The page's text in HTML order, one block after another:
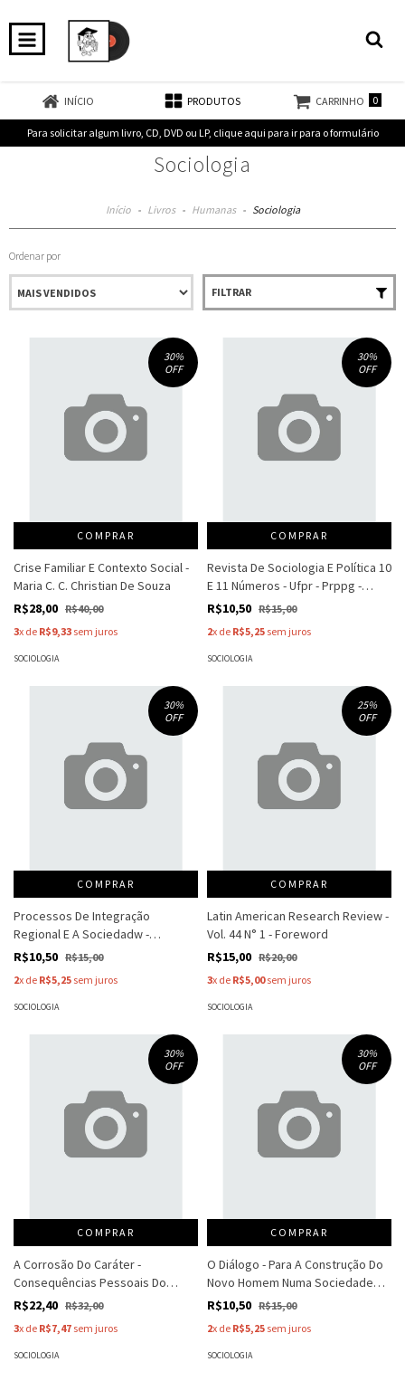
INÍCIO PRODUTOS CARRINHO 0
Para solicitar algum livro, CD, DVD ou LP, clique aqui para ir para o formulário
Sociologia
Início - Livros - Humanas - Sociologia
Ordenar por
FILTRAR
30%
OFF
COMPRAR
Crise Familiar E Contexto Social -
Maria C. C. Christian De Souza
R$28,00 R$40,00
3x de R$9,33 sem juros
SOCIOLOGIA
30%
OFF
COMPRAR
Revista De Sociologia E Política 10
E 11 Números - Ufpr - Prppg -
Schla
R$10,50 R$15,00
2x de R$5,25 sem juros
SOCIOLOGIA
30%
OFF
COMPRAR
Processos De Integração
Regional E A Sociedadw -
Zylberstajn - Rodrigues - Castro -
R$10,50 R$15,00
2x de R$5,25 sem juros
SOCIOLOGIA
25%
OFF
COMPRAR
Latin American Research Review -
Vol. 44 N° 1 - Foreword
R$15,00 R$20,00
3x de R$5,00sem juros
SOCIOLOGIA
30%
OFF
COMPRAR
A Corrosão Do Caráter -
Consequências Pessoais Do
Trabalho - Richard Sennett
R$22,40 R$32,00
3x de R$7,47 sem juros
SOCIOLOGIA
30%
OFF
COMPRAR
O Diálogo - Para A Construção Do
Novo Homem Numa Sociedade
Democrátic - José Maria
R$10,50 R$15,00
2x de R$5,25 sem juros
SOCIOLOGIA